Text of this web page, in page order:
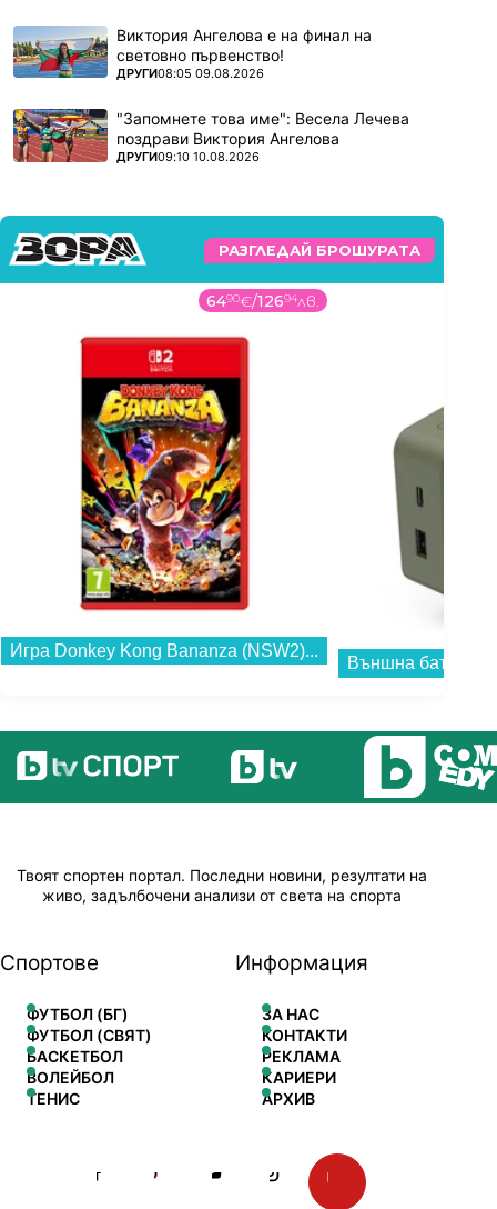
Виктория Ангелова е на финал на
световно първенство!
ПОВЕЧЕ ОТ
ДРУГИ08:05 09.08.2026
"Запомнете това име": Весела Лечева
поздрави Виктория Ангелова
ПОВЕЧЕ ОТ
ДРУГИ09:10 10.08.2026
РАЗГЛЕДАЙ БРОШУРАТА
6490€/12694лв.
Игра Donkey Kong Bananza (NSW2)...
Твоят спортен портал. Последни новини, резултати на
живо, задълбочени анализи от света на спорта
Спортове
ФУТБОЛ (БГ)
ФУТБОЛ (СВЯТ)
БАСКЕТБОЛ
ВОЛЕЙБОЛ
ТЕНИС
Информация
ЗА НАС
КОНТАКТИ
РЕКЛАМА
КАРИЕРИ
АРХИВ